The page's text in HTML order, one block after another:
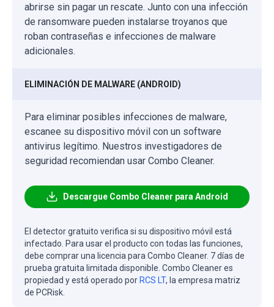
abrirse sin pagar un rescate. Junto con una infección
de ransomware pueden instalarse troyanos que
roban contraseñas e infecciones de malware
adicionales.
ELIMINACIÓN DE MALWARE (ANDROID)
Para eliminar posibles infecciones de malware,
escanee su dispositivo móvil con un software
antivirus legítimo. Nuestros investigadores de
seguridad recomiendan usar Combo Cleaner.
Descargue Combo Cleaner para Android
El detector gratuito verifica si su dispositivo móvil está
infectado. Para usar el producto con todas las funciones,
debe comprar una licencia para Combo Cleaner. 7 días de
prueba gratuita limitada disponible. Combo Cleaner es
propiedad y está operado por RCS LT, la empresa matriz
de PCRisk.